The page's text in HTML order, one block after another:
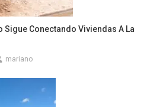
Sigue Conectando Viviendas A La
mariano